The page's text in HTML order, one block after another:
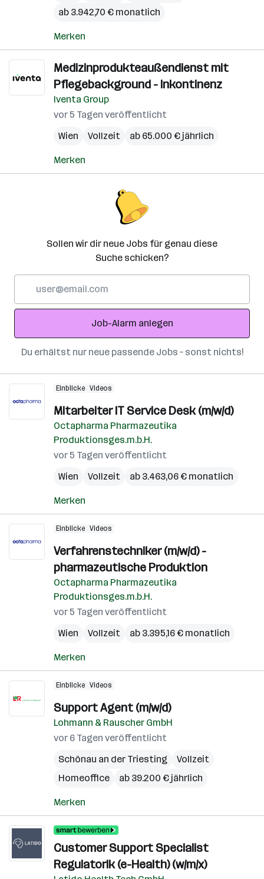
ab 3.942,70 € monatlich
Merken
Medizinprodukteaußendienst mit
Pflegebackground - Inkontinenz
Iventa Group
vor 5 Tagen veröffentlicht
Wien
Vollzeit ab 65.000 € jährlich
Merken
Sollen wir dir neue Jobs für genau diese
Suche schicken?
Adresse
Job-Alarm anlegen
Du erhältst nur neue passende Jobs – sonst nichts!
Einblicke Videos
Mitarbeiter IT Service Desk (m/w/d)
Octapharma Pharmazeutika
Produktionsges.m.b.H.
vor 5 Tagen veröffentlicht
Wien
Vollzeit ab 3.463,06 € monatlich
Merken
Einblicke Videos
Verfahrenstechniker (m/w/d) -
pharmazeutische Produktion
Octapharma Pharmazeutika
Produktionsges.m.b.H.
vor 5 Tagen veröffentlicht
Wien
Vollzeit ab 3.395,16 € monatlich
Merken
Einblicke Videos
Support Agent (m/w/d)
Lohmann & Rauscher GmbH
vor 6 Tagen veröffentlicht
Schönau an der Triesting
Vollzeit
Homeoffice
ab 39.200 € jährlich
Merken
Customer Support Specialist
Regulatorik (e-Health) (w/m/x)